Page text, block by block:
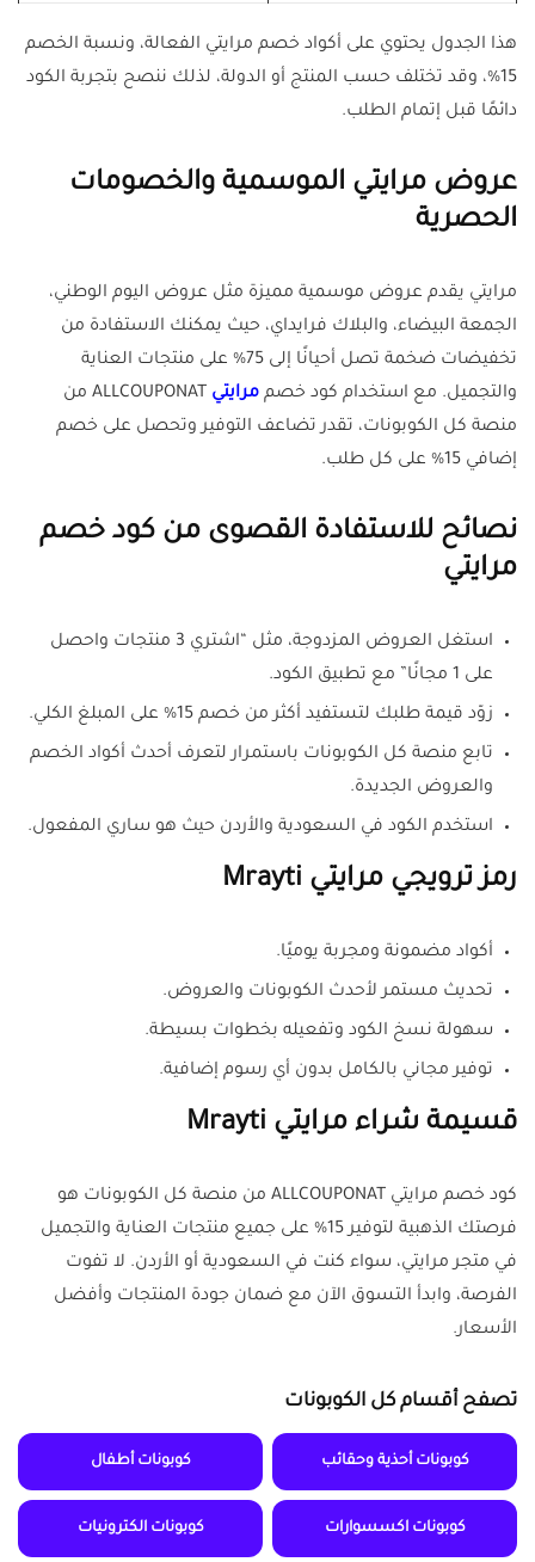
هذا الجدول يحتوي على أكواد خصم مرايتي الفعالة، ونسبة الخصم
15%، وقد تختلف حسب المنتج أو الدولة، لذلك ننصح بتجربة الكود
دائمًا قبل إتمام الطلب.
عروض مرايتي الموسمية والخصومات
الحصرية
مرايتي يقدم عروض موسمية مميزة مثل عروض اليوم الوطني،
الجمعة البيضاء، والبلاك فرايداي، حيث يمكنك الاستفادة من
تخفيضات ضخمة تصل أحيانًا إلى 75% على منتجات العناية
والتجميل. مع استخدام كود خصم مرايتي
ALLCOUPONAT من
منصة كل الكوبونات، تقدر تضاعف التوفير وتحصل على خصم
إضافي 15% على كل طلب.
نصائح للاستفادة القصوى من كود خصم
مرايتي
استغل العروض المزدوجة، مثل “اشتري 3 منتجات واحصل
على 1 مجانًا” مع تطبيق الكود.
زوّد قيمة طلبك لتستفيد أكثر من خصم 15% على المبلغ الكلي.
تابع منصة كل الكوبونات باستمرار لتعرف أحدث أكواد الخصم
والعروض الجديدة.
استخدم الكود في السعودية والأردن حيث هو ساري المفعول.
رمز ترويجي مرايتي Mrayti
أكواد مضمونة ومجربة يوميًا.
تحديث مستمر لأحدث الكوبونات والعروض.
سهولة نسخ الكود وتفعيله بخطوات بسيطة.
توفير مجاني بالكامل بدون أي رسوم إضافية.
قسيمة شراء مرايتي Mrayti
كود خصم مرايتي ALLCOUPONAT من منصة كل الكوبونات هو
فرصتك الذهبية لتوفير 15% على جميع منتجات العناية والتجميل
في متجر مرايتي، سواء كنت في السعودية أو الأردن. لا تفوت
الفرصة، وابدأ التسوق الآن مع ضمان جودة المنتجات وأفضل
الأسعار.
تصفح أقسام كل الكوبونات
كوبونات أحذية وحقائب كوبونات أطفال
كوبونات اكسسوارات كوبونات الكترونيات